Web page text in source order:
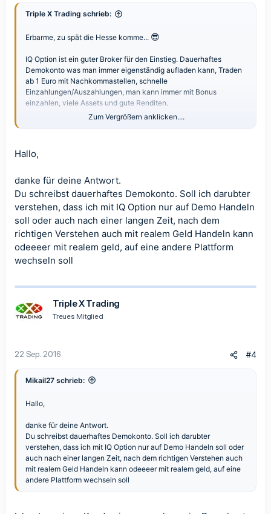
Triple X Trading schrieb:
Erbarme, zu spät die Hesse komme... 😎
IQ Option ist ein guter Broker für den Einstieg. Dauerhaftes
Demokonto was man immer eigenständig aufladen kann, Traden
ab 1 Euro mit Nachkommastellen, schnelle
Einzahlungen/Auszahlungen, man kann immer mit Bonus
einzahlen, viele Assets und gute Renditen.
Zum Vergrößern anklicken....
Hallo,
danke für deine Antwort.
Du schreibst dauerhaftes Demokonto. Soll ich darubter
verstehen, dass ich mit IQ Option nur auf Demo Handeln
soll oder auch nach einer langen Zeit, nach dem
richtigen Verstehen auch mit realem Geld Handeln kann
odeeeer mit realem geld, auf eine andere Plattform
wechseln soll
Triple X Trading
Treues Mitglied
22 Sep. 2016 #4
Mikail27 schrieb:
Hallo,
danke für deine Antwort.
Du schreibst dauerhaftes Demokonto. Soll ich darubter
verstehen, dass ich mit IQ Option nur auf Demo Handeln soll oder
auch nach einer langen Zeit, nach dem richtigen Verstehen auch
mit realem Geld Handeln kann odeeeer mit realem geld, auf eine
andere Plattform wechseln soll